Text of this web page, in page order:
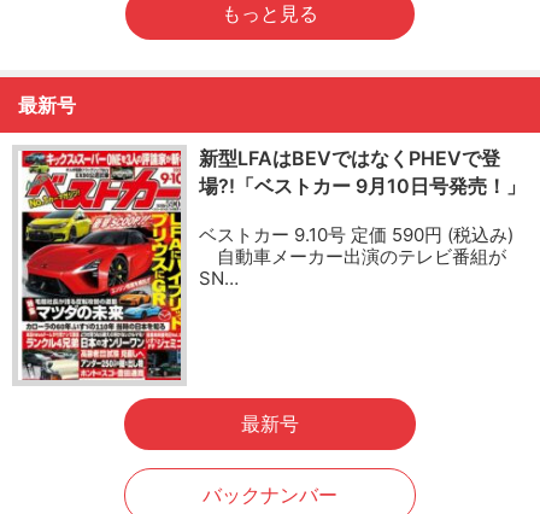
もっと見る
最新号
新型LFAはBEVではなくPHEVで登
場?!「ベストカー 9月10日号発売！」
ベストカー 9.10号 定価 590円 (税込み)
自動車メーカー出演のテレビ番組が
SN…
最新号
バックナンバー